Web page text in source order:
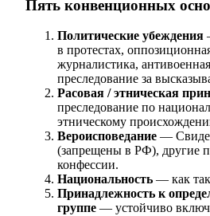
Пять конвенционных
Политические убеждения
в протестах,
журналистика,
преследование за
Расовая / этническая
преследование по
этническому
Вероисповедание —
(запрещены в РФ), другие
конфессии.
Национальность — как
Принадлежность к
группе — устойчиво